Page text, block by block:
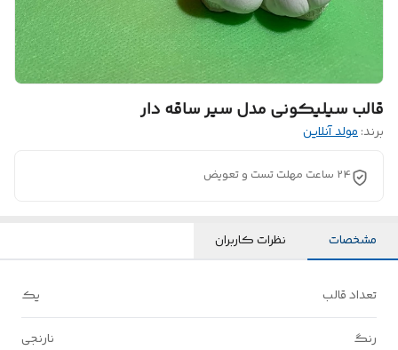
قالب سیلیکونی مدل سیر ساقه دار
برند:مولد آنلاین
24 ساعت مهلت تست و تعویض
مشخصات نظرات کاربران
تعداد قالب یک
رنگ نارنجی